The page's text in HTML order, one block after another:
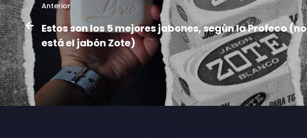
Anterior
Estos son los 5 mejores jabones, según la Profeco (no
está el jabón Zote)